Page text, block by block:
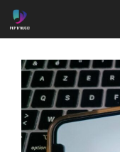
Aller
au